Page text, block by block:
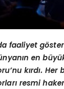
faaliyet gö
nyanın en büyü
’nu kırdı. Her
ı resmi